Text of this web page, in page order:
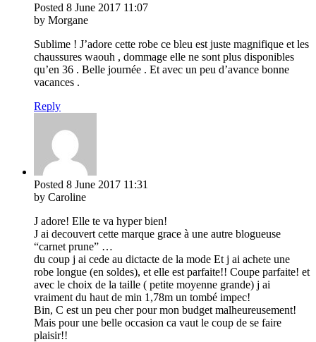
Posted 8 June 2017 11:07
by Morgane
Sublime ! J’adore cette robe ce bleu est juste magnifique et les
chaussures waouh , dommage elle ne sont plus disponibles
qu’en 36 . Belle journée . Et avec un peu d’avance bonne
vacances .
Reply
Posted 8 June 2017 11:31
by Caroline
J adore! Elle te va hyper bien!
J ai decouvert cette marque grace à une autre blogueuse
“carnet prune” …
du coup j ai cede au dictacte de la mode Et j ai achete une
robe longue (en soldes), et elle est parfaite!! Coupe parfaite! et
avec le choix de la taille ( petite moyenne grande) j ai
vraiment du haut de min 1,78m un tombé impec!
Bin, C est un peu cher pour mon budget malheureusement!
Mais pour une belle occasion ca vaut le coup de se faire
plaisir!!